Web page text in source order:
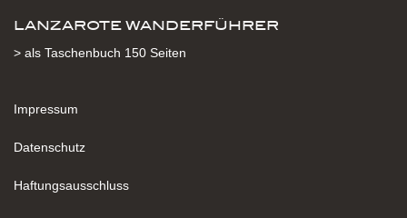
LANZAROTE WANDERFÜHRER
> als Taschenbuch 150 Seiten
Impressum
Datenschutz
Haftungsausschluss